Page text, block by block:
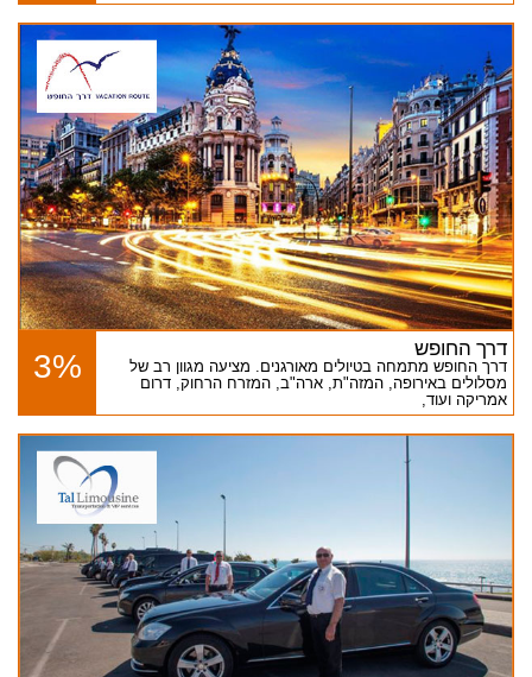
דרך החופש
דרך החופש מתמחה בטיולים מאורגנים. מציעה מגוון רב של
מסלולים באירופה, המזה"ת, ארה"ב, המזרח הרחוק, דרום
אמריקה ועוד,
3%